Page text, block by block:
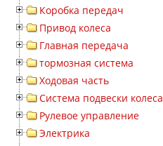
Коробка передач
Привод колеса
Главная передача
тормозная система
Ходовая часть
Система подвески колеса
Рулевое управление
Электрика